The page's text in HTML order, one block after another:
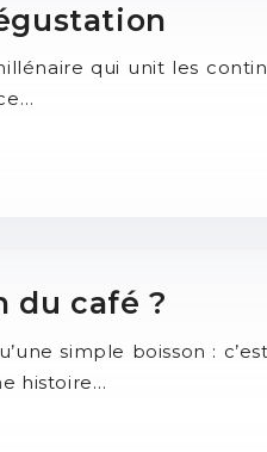
qui unit les
du café ?
simple boisson :
histoire…